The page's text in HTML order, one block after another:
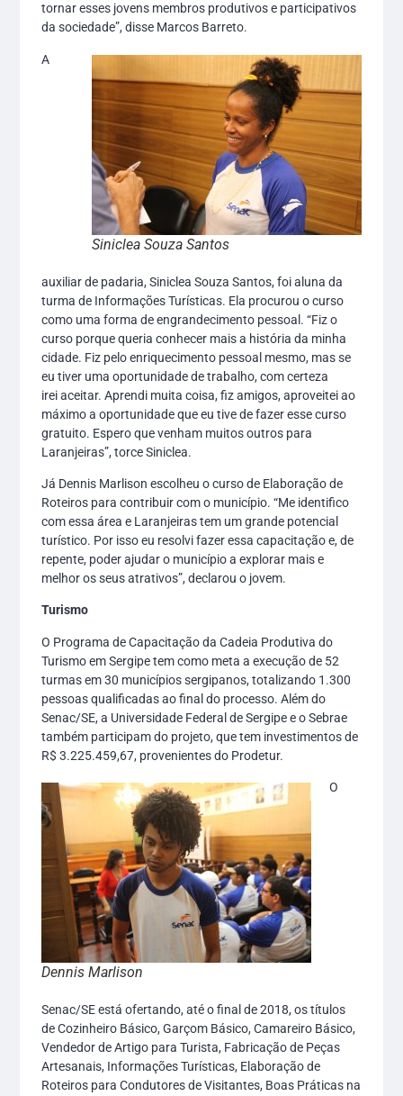
tornar esses jovens membros produtivos e participativos
da sociedade”, disse Marcos Barreto.
Siniclea Souza Santos
A
auxiliar de padaria, Siniclea Souza Santos, foi aluna da
turma de Informações Turísticas. Ela procurou o curso
como uma forma de engrandecimento pessoal. “Fiz o
curso porque queria conhecer mais a história da minha
cidade. Fiz pelo enriquecimento pessoal mesmo, mas se
eu tiver uma oportunidade de trabalho, com certeza
irei aceitar. Aprendi muita coisa, fiz amigos, aproveitei ao
máximo a oportunidade que eu tive de fazer esse curso
gratuito. Espero que venham muitos outros para
Laranjeiras”, torce Siniclea.
Já Dennis Marlison escolheu o curso de Elaboração de
Roteiros para contribuir com o município. “Me identifico
com essa área e Laranjeiras tem um grande potencial
turístico. Por isso eu resolvi fazer essa capacitação e, de
repente, poder ajudar o município a explorar mais e
melhor os seus atrativos”, declarou o jovem.
Turismo
O Programa de Capacitação da Cadeia Produtiva do
Turismo em Sergipe tem como meta a execução de 52
turmas em 30 municípios sergipanos, totalizando 1.300
pessoas qualificadas ao final do processo. Além do
Senac/SE, a Universidade Federal de Sergipe e o Sebrae
também participam do projeto, que tem investimentos de
R$ 3.225.459,67, provenientes do Prodetur.
Dennis Marlison
O
Senac/SE está ofertando, até o final de 2018, os títulos
de Cozinheiro Básico, Garçom Básico, Camareiro Básico,
Vendedor de Artigo para Turista, Fabricação de Peças
Artesanais, Informações Turísticas, Elaboração de
Roteiros para Condutores de Visitantes, Boas Práticas na